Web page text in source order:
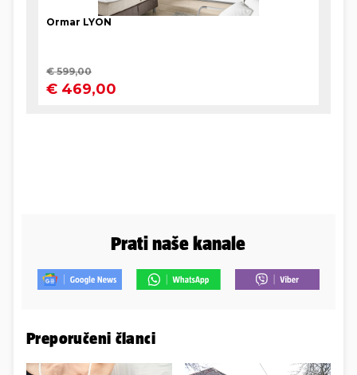
Prati naše kanale
Preporučeni članci